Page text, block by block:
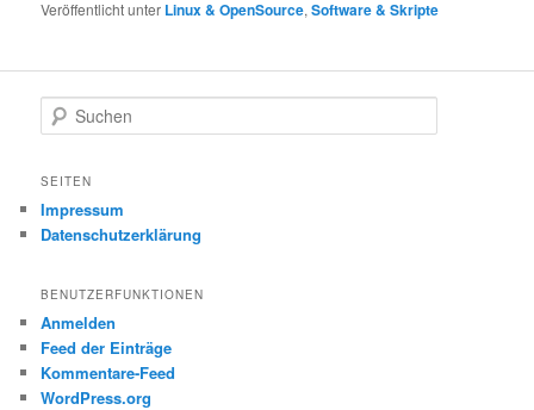
Veröffentlicht unter Linux & OpenSource,Software & Skripte
u
h
n
SEITEN
Impressum
Datenschutzerklärung
BENUTZERFUNKTIONEN
Anmelden
Feed der Einträge
Kommentare-Feed
WordPress.org